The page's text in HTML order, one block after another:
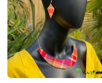
€ 11,90